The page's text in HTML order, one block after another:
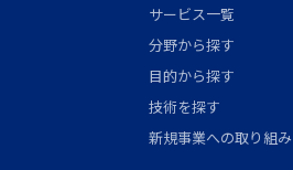
サービス一覧
分野から探す
目的から探す
技術を探す
新規事業への取り組み